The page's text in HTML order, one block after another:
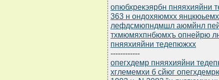
опюбхрекэярбн пняяхияйни
363 н ондохяюмхх
лефдсмюпндмшл аюмйнл
тхмюмяхпнбюмхъ опнейрю
пняяхияйни тедепюжхх
------------
опегхдемр пняяхияйни
хглемемхи б сйюг